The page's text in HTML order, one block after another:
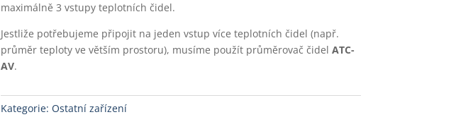
maximálně 3 vstupy teplotních čidel.
Jestliže potřebujeme připojit na jeden vstup více teplotních čidel (např.
průměr teploty ve větším prostoru), musíme použít průměrovač čidel ATC-
AV.
Kategorie: Ostatní zařízení